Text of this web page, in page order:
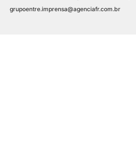
grupoentre.imprensa@agenciafr.com.br